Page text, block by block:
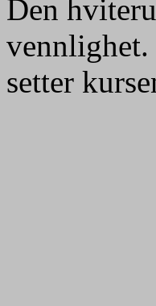
Den
vennlighet.
setter